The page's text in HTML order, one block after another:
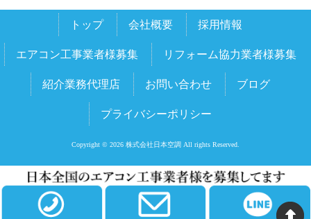
トップ 会社概要 採用情報
エアコン工事業者様募集 リフォーム協力業者様募集
紹介業務代理店 お問い合わせ ブログ
プライバシーポリシー
Copyright © 2026 株式会社日本空調 All rights Reserved.